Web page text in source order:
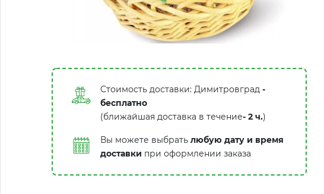
Стоимость доставки: Димитровград -
бесплатно
(ближайшая доставка в течение- 2 ч.)
Вы можете выбрать любую дату и время
доставки при оформлении заказа